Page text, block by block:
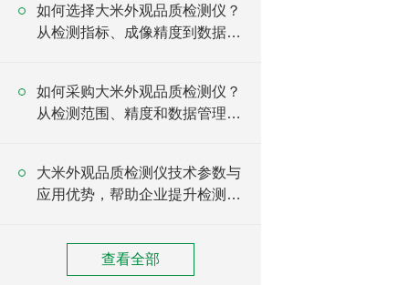
如何选择大米外观品质检测仪？
从检测指标、成像精度到数据管
如何采购大米外观品质检测仪？
从检测范围、精度和数据管理进
大米外观品质检测仪技术参数与
应用优势，帮助企业提升检测效
查看全部